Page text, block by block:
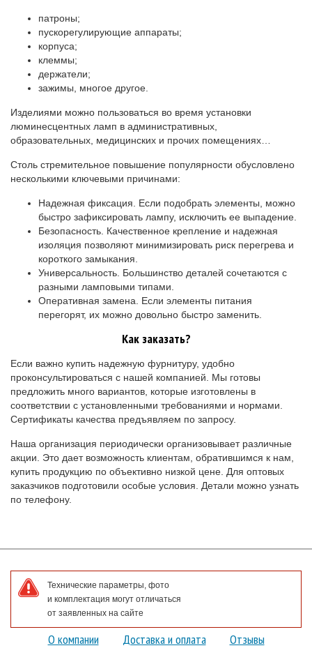
патроны;
пускорегулирующие аппараты;
корпуса;
клеммы;
держатели;
зажимы, многое другое.
Изделиями можно пользоваться во время установки
люминесцентных ламп в административных,
образовательных, медицинских и прочих помещениях…
Столь стремительное повышение популярности обусловлено
несколькими ключевыми причинами:
Надежная фиксация. Если подобрать элементы, можно
быстро зафиксировать лампу, исключить ее выпадение.
Безопасность. Качественное крепление и надежная
изоляция позволяют минимизировать риск перегрева и
короткого замыкания.
Универсальность. Большинство деталей сочетаются с
разными ламповыми типами.
Оперативная замена. Если элементы питания
перегорят, их можно довольно быстро заменить.
Как заказать?
Если важно купить надежную фурнитуру, удобно
проконсультироваться с нашей компанией. Мы готовы
предложить много вариантов, которые изготовлены в
соответствии с установленными требованиями и нормами.
Сертификаты качества предъявляем по запросу.
Наша организация периодически организовывает различные
акции. Это дает возможность клиентам, обратившимся к нам,
купить продукцию по объективно низкой цене. Для оптовых
заказчиков подготовили особые условия. Детали можно узнать
по телефону.
Технические параметры, фото
и комплектация могут отличаться
от заявленных на сайте
О компании Доставка и оплата
Отзывы